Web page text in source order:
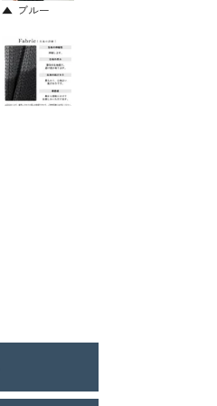
ブルー